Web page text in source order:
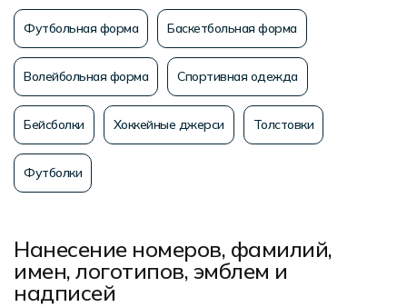
Футбольная форма Баскетбольная форма
Волейбольная форма Спортивная одежда
Бейсболки Хоккейные джерси Толстовки
Футболки
Нанесение номеров, фамилий,
имен, логотипов, эмблем и
надписей